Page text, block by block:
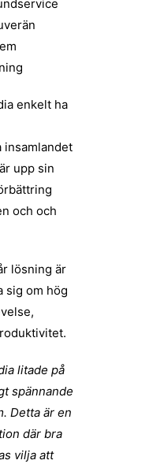
enkelt ha
insamlandet
upp sin
och och
lösning är
sig om hög
litade på
spännande
Detta är en
där bra
vilja att